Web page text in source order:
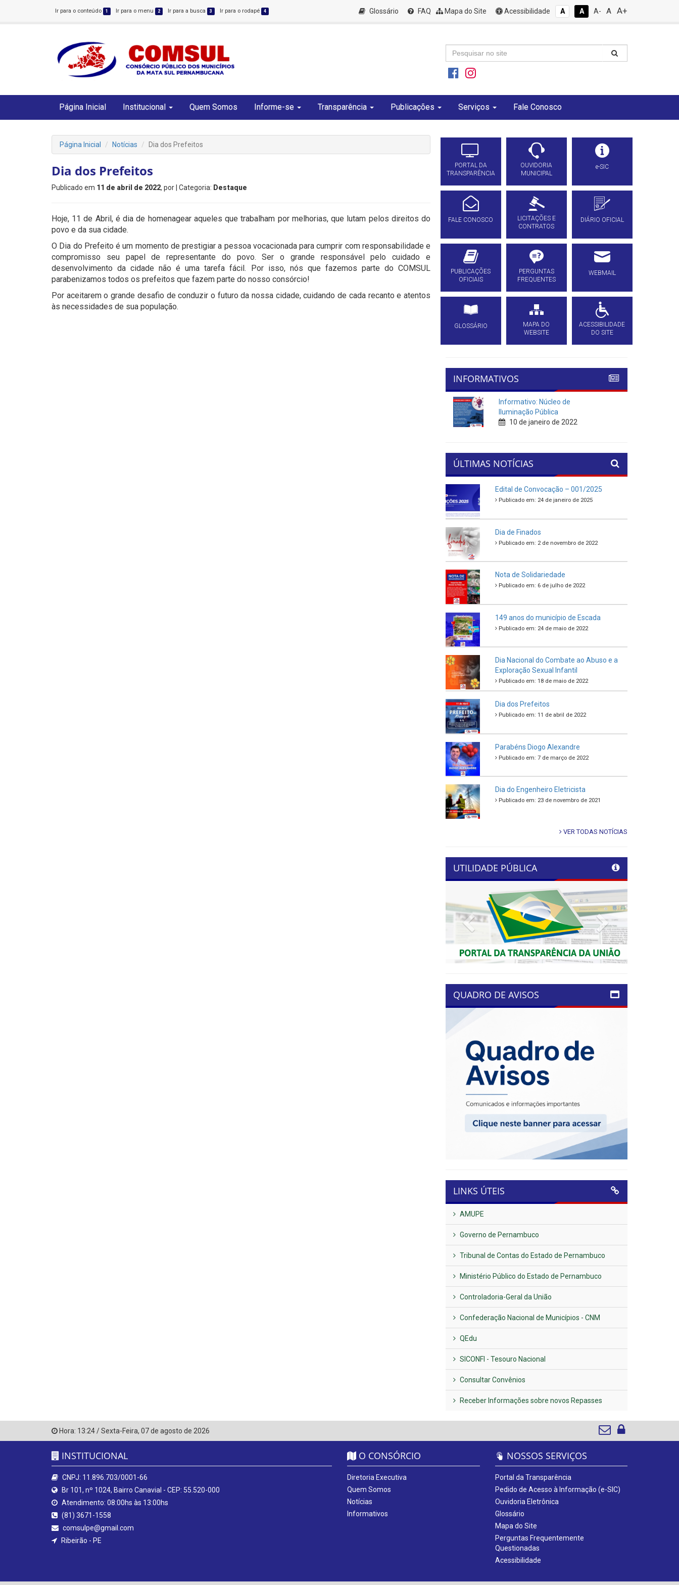
Ir para o conteúdo 1 Ir para o menu 2 Ir para a busca 3 Ir para o rodapé 4 Glossário FAQ Mapa do Site Acessibilidade A A A- A A+
Página Inicial Institucional Quem Somos Informe-se Transparência Publicações Serviços Fale Conosco
Página Inicial Notícias Dia dos Prefeitos
Dia dos Prefeitos
Publicado em 11 de abril de 2022, por | Categoria: Destaque
Hoje, 11 de Abril, é dia de homenagear aqueles que trabalham por melhorias, que lutam pelos direitos do
povo e da sua cidade.
O Dia do Prefeito é um momento de prestigiar a pessoa vocacionada para cumprir com responsabilidade e
compromisso seu papel de representante do povo. Ser o grande responsável pelo cuidado e
desenvolvimento da cidade não é uma tarefa fácil. Por isso, nós que fazemos parte do COMSUL
parabenizamos todos os prefeitos que fazem parte do nosso consórcio!
Por aceitarem o grande desafio de conduzir o futuro da nossa cidade, cuidando de cada recanto e atentos
às necessidades de sua população.
PORTAL DA
TRANSPARÊNCIA
OUVIDORIA
MUNICIPAL
e-SIC
FALE CONOSCO
LICITAÇÕES E
CONTRATOS
DIÁRIO OFICIAL
PUBLICAÇÕES
OFICIAIS
PERGUNTAS
FREQUENTES
WEBMAIL
GLOSSÁRIO
MAPA DO
WEBSITE
ACESSIBILIDADE
DO SITE
INFORMATIVOS
Informativo: Núcleo de
Iluminação Pública
10 de janeiro de 2022
ÚLTIMAS NOTÍCIAS
Edital de Convocação – 001/2025
Publicado em: 24 de janeiro de 2025
Dia de Finados
Publicado em: 2 de novembro de 2022
Nota de Solidariedade
Publicado em: 6 de julho de 2022
149 anos do município de Escada
Publicado em: 24 de maio de 2022
Dia Nacional do Combate ao Abuso e a
Exploração Sexual Infantil
Publicado em: 18 de maio de 2022
Dia dos Prefeitos
Publicado em: 11 de abril de 2022
Parabéns Diogo Alexandre
Publicado em: 7 de março de 2022
Dia do Engenheiro Eletricista
Publicado em: 23 de novembro de 2021
VER TODAS NOTÍCIAS
UTILIDADE PÚBLICA
Previous Next
QUADRO DE AVISOS
LINKS ÚTEIS
AMUPE
Governo de Pernambuco
Tribunal de Contas do Estado de Pernambuco
Ministério Público do Estado de Pernambuco
Controladoria-Geral da União
Confederação Nacional de Municípios - CNM
QEdu
SICONFI - Tesouro Nacional
Consultar Convênios
Receber Informações sobre novos Repasses
Hora: 13:24/Sexta-Feira, 07 de agosto de 2026
INSTITUCIONAL
CNPJ: 11.896.703/0001-66
Br 101, nº 1024, Bairro Canavial - CEP: 55.520-000
Atendimento: 08:00hs às 13:00hs
(81) 3671-1558
comsulpe@gmail.com
Ribeirão - PE
O CONSÓRCIO
Diretoria Executiva
Quem Somos
Notícias
Informativos
NOSSOS SERVIÇOS
Portal da Transparência
Pedido de Acesso à Informação (e-SIC)
Ouvidoria Eletrônica
Glossário
Mapa do Site
Perguntas Frequentemente
Questionadas
Acessibilidade